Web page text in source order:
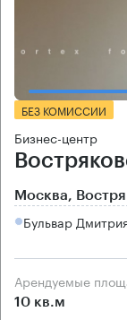
БЕЗ КОМИССИИ
Бизнес-центр
Москва,
Бульвар
Арендуемые
10 кв.м